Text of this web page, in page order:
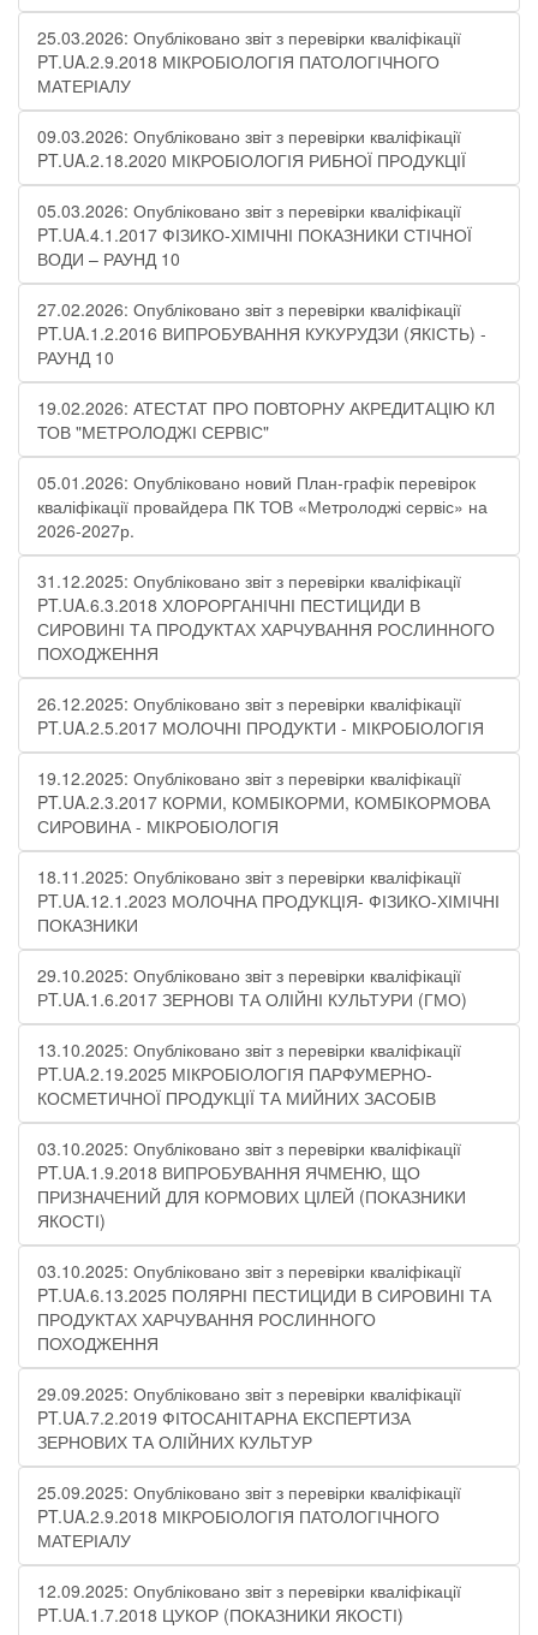
25.03.2026: Опубліковано звіт з перевірки кваліфікації
PT.UA.2.9.2018 МІКРОБІОЛОГІЯ ПАТОЛОГІЧНОГО
МАТЕРІАЛУ
09.03.2026: Опубліковано звіт з перевірки кваліфікації
PT.UA.2.18.2020 МІКРОБІОЛОГІЯ РИБНОЇ ПРОДУКЦІЇ
05.03.2026: Опубліковано звіт з перевірки кваліфікації
PT.UA.4.1.2017 ФІЗИКО-ХІМІЧНІ ПОКАЗНИКИ СТІЧНОЇ
ВОДИ – РАУНД 10
27.02.2026: Опубліковано звіт з перевірки кваліфікації
PT.UA.1.2.2016 ВИПРОБУВАННЯ КУКУРУДЗИ (ЯКІСТЬ) -
РАУНД 10
19.02.2026: АТЕСТАТ ПРО ПОВТОРНУ АКРЕДИТАЦІЮ КЛ
ТОВ "МЕТРОЛОДЖІ СЕРВІС"
05.01.2026: Опубліковано новий План-графік перевірок
кваліфікації провайдера ПК ТОВ «Метролоджі сервіс» на
2026-2027р.
31.12.2025: Опубліковано звіт з перевірки кваліфікації
PT.UA.6.3.2018 ХЛОРОРГАНІЧНІ ПЕСТИЦИДИ В
СИРОВИНІ ТА ПРОДУКТАХ ХАРЧУВАННЯ РОСЛИННОГО
ПОХОДЖЕННЯ​
26.12.2025: Опубліковано звіт з перевірки кваліфікації
PT.UA.2.5.2017 МОЛОЧНІ ПРОДУКТИ - МІКРОБІОЛОГІЯ​
19.12.2025: Опубліковано звіт з перевірки кваліфікації
PT.UA.2.3.2017 КОРМИ, КОМБІКОРМИ, КОМБІКОРМОВА
СИРОВИНА - МІКРОБІОЛОГІЯ
18.11.2025: Опубліковано звіт з перевірки кваліфікації
PT.UA.12.1.2023 МОЛОЧНА ПРОДУКЦІЯ- ФІЗИКО-ХІМІЧНІ
ПОКАЗНИКИ​
29.10.2025: Опубліковано звіт з перевірки кваліфікації
РT.UA.1.6.2017 ЗЕРНОВІ ТА ОЛІЙНІ КУЛЬТУРИ (ГМО)
13.10.2025: Опубліковано звіт з перевірки кваліфікації
PT.UA.2.19.2025 МІКРОБІОЛОГІЯ ПАРФУМЕРНО-
КОСМЕТИЧНОЇ ПРОДУКЦІЇ ТА МИЙНИХ ЗАСОБІВ
03.10.2025: Опубліковано звіт з перевірки кваліфікації
PT.UA.1.9.2018 ВИПРОБУВАННЯ ЯЧМЕНЮ, ЩО
ПРИЗНАЧЕНИЙ ДЛЯ КОРМОВИХ ЦІЛЕЙ (ПОКАЗНИКИ
ЯКОСТІ)
03.10.2025: Опубліковано звіт з перевірки кваліфікації
PT.UA.6.13.2025 ПОЛЯРНІ ПЕСТИЦИДИ В СИРОВИНІ ТА
ПРОДУКТАХ ХАРЧУВАННЯ РОСЛИННОГО
ПОХОДЖЕННЯ
29.09.2025: Опубліковано звіт з перевірки кваліфікації
PT.UA.7.2.2019 ФІТОСАНІТАРНА ЕКСПЕРТИЗА
ЗЕРНОВИХ ТА ОЛІЙНИХ КУЛЬТУР
25.09.2025: Опубліковано звіт з перевірки кваліфікації
PT.UA.2.9.2018 МІКРОБІОЛОГІЯ ПАТОЛОГІЧНОГО
МАТЕРІАЛУ
12.09.2025: Опубліковано звіт з перевірки кваліфікації
PT.UA.1.7.2018 ЦУКОР (ПОКАЗНИКИ ЯКОСТІ)​